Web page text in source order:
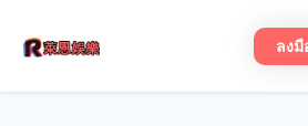
ลงมื